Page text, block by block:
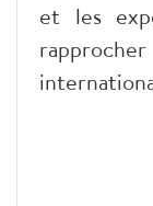
et les